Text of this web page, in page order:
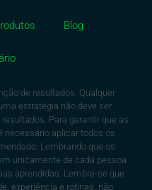
Blog
de resultados. Qualquer
estratégia não deve ser
Para garantir que as
necessário aplicar todos os
Lembrando que os
unicamente de cada pessoa
aprendidas. Lembre-se que
experiência e rotinas, não